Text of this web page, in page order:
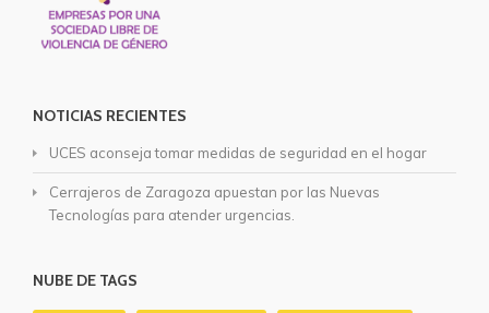
NOTICIAS RECIENTES
UCES aconseja tomar medidas de seguridad en el hogar
Cerrajeros de Zaragoza apuestan por las Nuevas
Tecnologías para atender urgencias.
NUBE DE TAGS